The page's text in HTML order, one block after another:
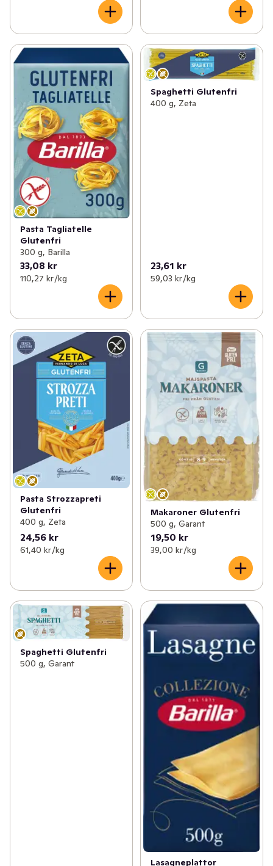
Pasta Tagliatelle
Glutenfri
300 g, Barilla
33,08 kr
110,27 kr /kg
Spaghetti Glutenfri
400 g, Zeta
23,61 kr
59,03 kr /kg
Pasta Strozzapreti
Glutenfri
400 g, Zeta
24,56 kr
61,40 kr /kg
Makaroner Glutenfri
500 g, Garant
19,50 kr
39,00 kr /kg
Spaghetti Glutenfri
500 g, Garant
Lasagneplattor